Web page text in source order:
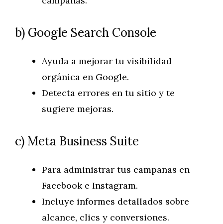
b) Google Search Console
Ayuda a mejorar tu visibilidad
orgánica en Google.
Detecta errores en tu sitio y te
sugiere mejoras.
c) Meta Business Suite
Para administrar tus campañas en
Facebook e Instagram.
Incluye informes detallados sobre
alcance, clics y conversiones.